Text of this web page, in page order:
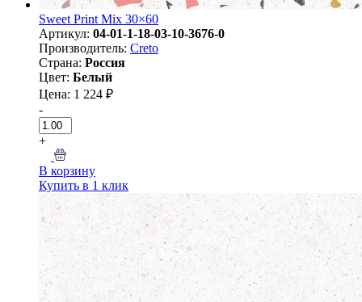
Sweet Print Mix 30×60
Артикул: 04-01-1-18-03-10-3676-0
Производитель: Creto
Страна: Россия
Цвет: Белый
Цена: 1 224 ₽
-
+
В корзину
Купить в 1 клик